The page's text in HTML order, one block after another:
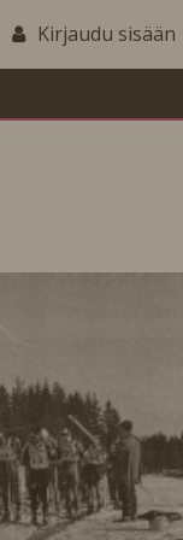
Kirjaudu sisään